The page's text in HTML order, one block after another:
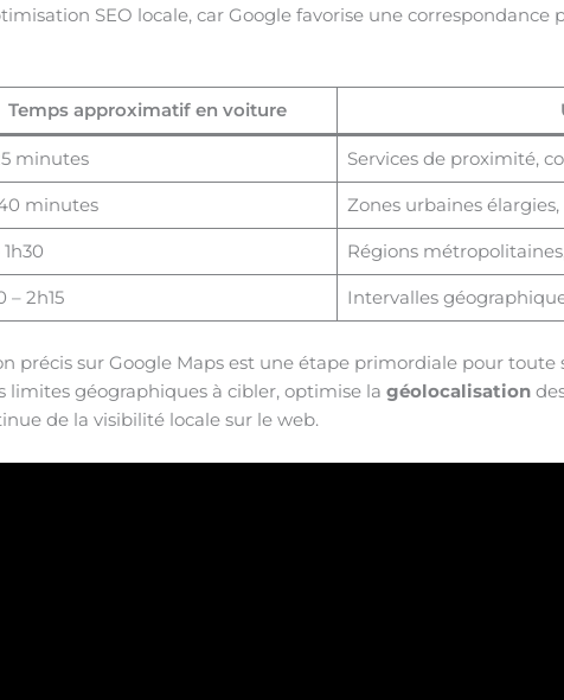
SEO locale, car Google favorise une correspondance
Temps approximatif en voiture
minutes Services de proximité,
minutes Zones urbaines
1h30 Régions
– 2h15 Intervalles
précis sur Google Maps est une étape primordiale pour toute
limites géographiques à cibler, optimise lagéolocalisation
de la visibilité locale sur le web.